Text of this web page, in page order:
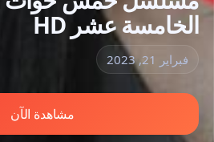
الخامسة عشر HD
فبراير 21, 2023
مشاهدة الآن